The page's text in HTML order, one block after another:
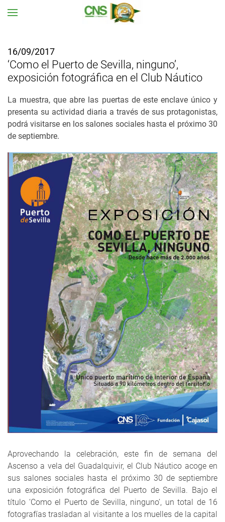
16/09/2017
‘Como el Puerto de Sevilla, ninguno’,
exposición fotográfica en el Club Náutico
La muestra, que abre las puertas de este enclave único y
presenta su actividad diaria a través de sus protagonistas,
podrá visitarse en los salones sociales hasta el próximo 30
de septiembre.
Aprovechando la celebración, este fin de semana del
Ascenso a vela del Guadalquivir, el Club Náutico acoge en
sus salones sociales hasta el próximo 30 de septiembre
una exposición fotográfica del Puerto de Sevilla. Bajo el
título ‘Como el Puerto de Sevilla, ninguno’, un total de 16
fotografías trasladan al visitante a los muelles de la capital